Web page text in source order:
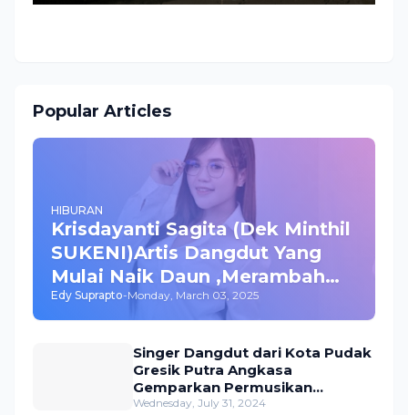
Popular Articles
HIBURAN
Krisdayanti Sagita (Dek Minthil
SUKENI)Artis Dangdut Yang
Mulai Naik Daun ,Merambah
Bisnis dan Akting
Edy Suprapto-Monday, March 03, 2025
Singer Dangdut dari Kota Pudak
Gresik Putra Angkasa
Gemparkan Permusikan
Dangdut Indonesia
Wednesday, July 31, 2024